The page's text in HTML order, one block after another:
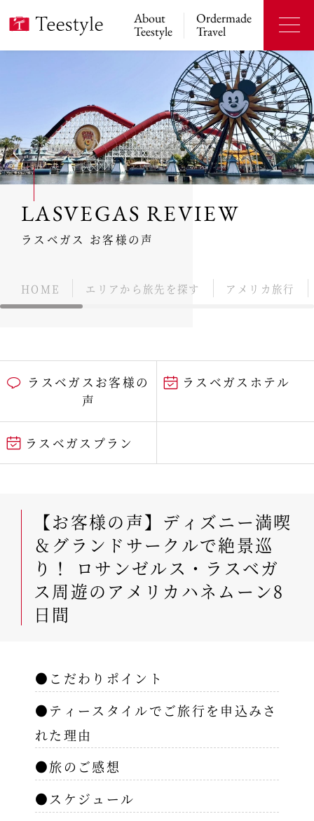
About
Teestyle
Ordermade
Travel
LASVEGAS REVIEW
ラスベガス お客様の声
HOME エリアから旅先を探す アメリカ旅行
ラスベガスお客様の
声
ラスベガスホテル
ラスベガスプラン
【お客様の声】ディズニー満喫
＆グランドサークルで絶景巡
り！ ロサンゼルス・ラスベガ
ス周遊のアメリカハネムーン8
日間
●こだわりポイント
●ティースタイルでご旅行を申込みさ
れた理由
●旅のご感想
●スケジュール